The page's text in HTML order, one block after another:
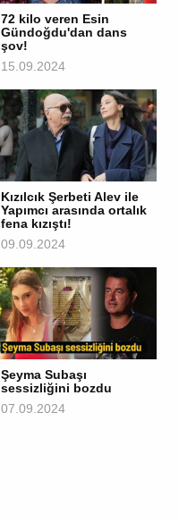
72 kilo veren Esin
Gündoğdu'dan dans
şov!
15.09.2024
Kızılcık Şerbeti Alev ile
Yapımcı arasında ortalık
fena kızıştı!
09.09.2024
Şeyma Subaşı
sessizliğini bozdu
07.09.2024